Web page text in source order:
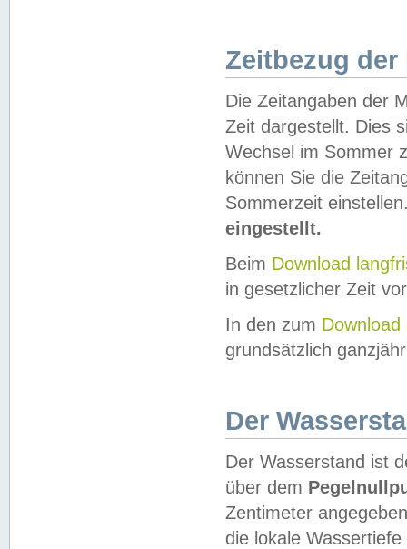
Zeitbezug der
Die Zeitangaben der
Zeit dargestellt. Dies
Wechsel im Sommer
können Sie die
Sommerzeit
eingestellt.
Beim Download
in gesetzlicher Zeit
In den zum Download
grundsätzlich
Der
Der Wasserstand ist
über dem
Zentimeter
die lokale